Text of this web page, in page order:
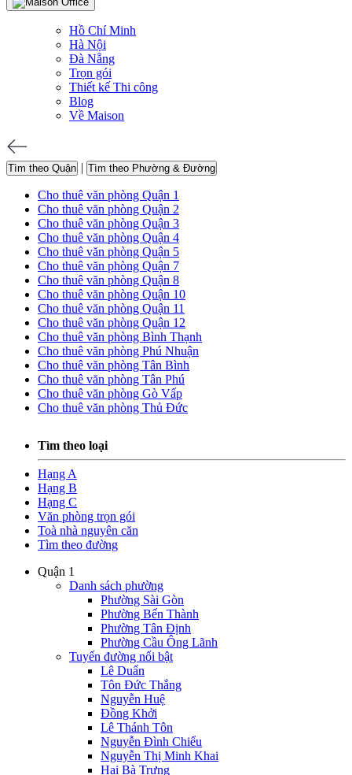
Hồ Chí Minh
Hà Nội
Đà Nẵng
Trọn gói
Thiết kế Thi công
Blog
Về Maison
Tìm theo Quận | Tìm theo Phường & Đường
Cho thuê văn phòng Quận 1
Cho thuê văn phòng Quận 2
Cho thuê văn phòng Quận 3
Cho thuê văn phòng Quận 4
Cho thuê văn phòng Quận 5
Cho thuê văn phòng Quận 7
Cho thuê văn phòng Quận 8
Cho thuê văn phòng Quận 10
Cho thuê văn phòng Quận 11
Cho thuê văn phòng Quận 12
Cho thuê văn phòng Bình Thạnh
Cho thuê văn phòng Phú Nhuận
Cho thuê văn phòng Tân Bình
Cho thuê văn phòng Tân Phú
Cho thuê văn phòng Gò Vấp
Cho thuê văn phòng Thủ Đức
Tìm theo loại
Hạng A
Hạng B
Hạng C
Văn phòng trọn gói
Toà nhà nguyên căn
Tìm theo đường
Quận 1
Danh sách phường
Phường Sài Gòn
Phường Bến Thành
Phường Tân Định
Phường Cầu Ông Lãnh
Tuyến đường nổi bật
Lê Duẩn
Tôn Đức Thắng
Nguyễn Huệ
Đồng Khởi
Lê Thánh Tôn
Nguyễn Đình Chiểu
Nguyễn Thị Minh Khai
Hai Bà Trưng